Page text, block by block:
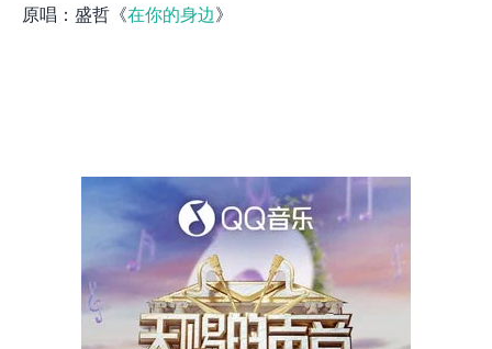
原唱：盛哲《在你的身边》